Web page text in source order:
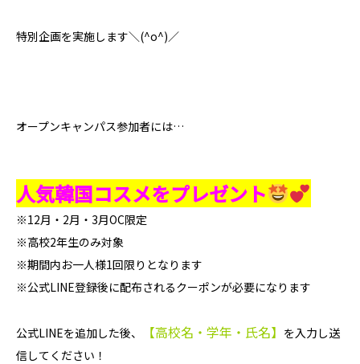
特別企画を実施します＼(^o^)／
オープンキャンパス参加者には…
人気韓国コスメをプレゼント
※12月・2月・3月OC限定
※高校2年生のみ対象
※期間内お一人様1回限りとなります
※公式LINE登録後に配布されるクーポンが必要になります
公式LINEを追加した後、 【高校名・学年・氏名】 を入力し送
信してください！